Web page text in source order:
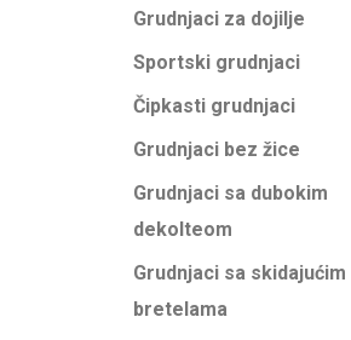
Grudnjaci za dojilje
Sportski grudnjaci
Čipkasti grudnjaci
Grudnjaci bez žice
Grudnjaci sa dubokim
dekolteom
Grudnjaci sa skidajućim
bretelama